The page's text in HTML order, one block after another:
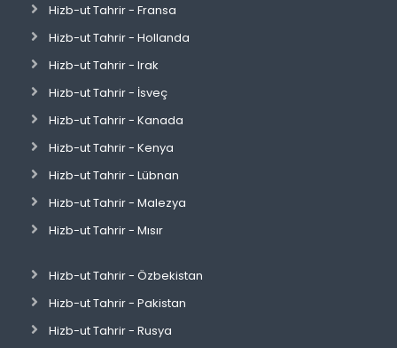
Hizb-ut Tahrir - Fransa
Hizb-ut Tahrir - Hollanda
Hizb-ut Tahrir - Irak
Hizb-ut Tahrir - İsveç
Hizb-ut Tahrir - Kanada
Hizb-ut Tahrir - Kenya
Hizb-ut Tahrir - Lübnan
Hizb-ut Tahrir - Malezya
Hizb-ut Tahrir - Mısır
Hizb-ut Tahrir - Özbekistan
Hizb-ut Tahrir - Pakistan
Hizb-ut Tahrir - Rusya